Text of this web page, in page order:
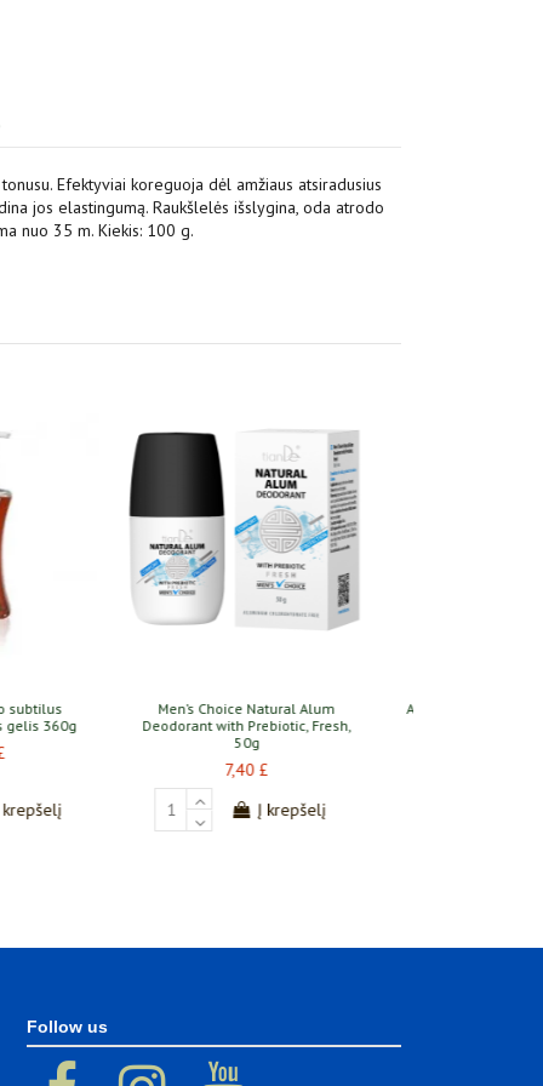
Efektyviai koreguoja dėl amžiaus atsiradusius
jos elastingumą. Raukšlelės išslygina, oda atrodo
nuo 35 m. Kiekis: 100 g.
For Women
31,30 £
Į krepšelį
Šluostė indams 1 vnt.
7,70 £
Į krepšelį
Follow us